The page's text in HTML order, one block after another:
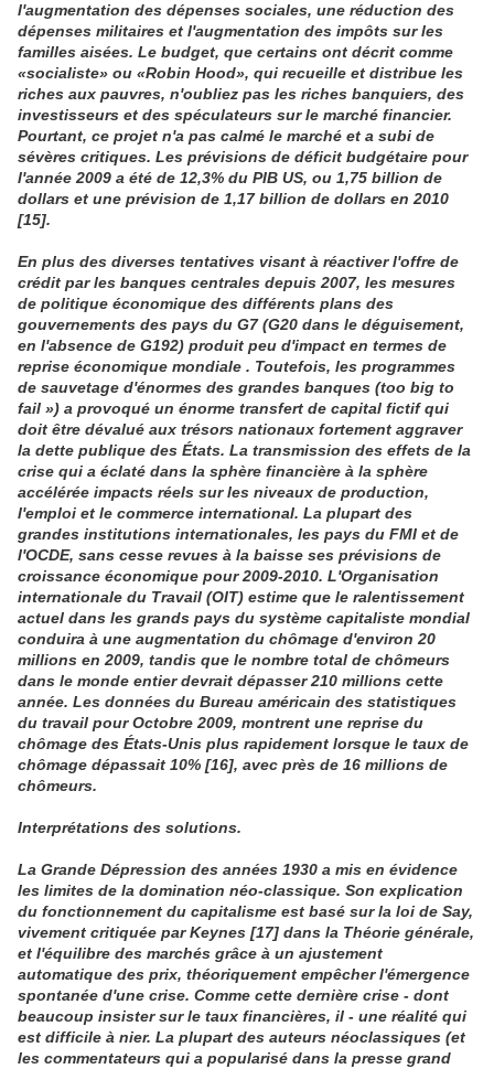
l'augmentation des dépenses sociales, une réduction des
dépenses militaires et l'augmentation des impôts sur les
familles aisées. Le budget, que certains ont décrit comme
«socialiste» ou «Robin Hood», qui recueille et distribue les
riches aux pauvres, n'oubliez pas les riches banquiers, des
investisseurs et des spéculateurs sur le marché financier.
Pourtant, ce projet n'a pas calmé le marché et a subi de
sévères critiques. Les prévisions de déficit budgétaire pour
l'année 2009 a été de 12,3% du PIB US, ou 1,75 billion de
dollars et une prévision de 1,17 billion de dollars en 2010
[15].
En plus des diverses tentatives visant à réactiver l'offre de
crédit par les banques centrales depuis 2007, les mesures
de politique économique des différents plans des
gouvernements des pays du G7 (G20 dans le déguisement,
en l'absence de G192) produit peu d'impact en termes de
reprise économique mondiale . Toutefois, les programmes
de sauvetage d'énormes des grandes banques (too big to
fail ») a provoqué un énorme transfert de capital fictif qui
doit être dévalué aux trésors nationaux fortement aggraver
la dette publique des États. La transmission des effets de la
crise qui a éclaté dans la sphère financière à la sphère
accélérée impacts réels sur les niveaux de production,
l'emploi et le commerce international. La plupart des
grandes institutions internationales, les pays du FMI et de
l'OCDE, sans cesse revues à la baisse ses prévisions de
croissance économique pour 2009-2010. L'Organisation
internationale du Travail (OIT) estime que le ralentissement
actuel dans les grands pays du système capitaliste mondial
conduira à une augmentation du chômage d'environ 20
millions en 2009, tandis que le nombre total de chômeurs
dans le monde entier devrait dépasser 210 millions cette
année. Les données du Bureau américain des statistiques
du travail pour Octobre 2009, montrent une reprise du
chômage des États-Unis plus rapidement lorsque le taux de
chômage dépassait 10% [16], avec près de 16 millions de
chômeurs.
Interprétations des solutions.
La Grande Dépression des années 1930 a mis en évidence
les limites de la domination néo-classique. Son explication
du fonctionnement du capitalisme est basé sur la loi de Say,
vivement critiquée par Keynes [17] dans la Théorie générale,
et l'équilibre des marchés grâce à un ajustement
automatique des prix, théoriquement empêcher l'émergence
spontanée d'une crise. Comme cette dernière crise - dont
beaucoup insister sur le taux financières, il - une réalité qui
est difficile à nier. La plupart des auteurs néoclassiques (et
les commentateurs qui a popularisé dans la presse grand